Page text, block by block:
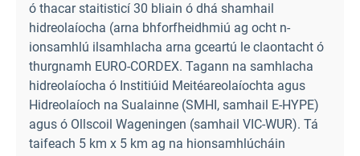
ó thacar staitisticí 30 bliain ó dhá shamhail
hidreolaíocha (arna bhforfheidhmiú ag ocht n-
ionsamhlú ilsamhlacha arna gceartú le claontacht ó
thurgnamh EURO-CORDEX. Tagann na samhlacha
hidreolaíocha ó Institiúid Meitéareolaíochta agus
Hidreolaíoch na Sualainne (SMHI, samhail E-HYPE)
agus ó Ollscoil Wageningen (samhail VIC-WUR). Tá
taifeach 5 km x 5 km ag na hionsamhlúcháin